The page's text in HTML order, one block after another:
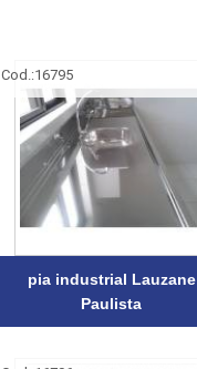
Cod.:16795
pia industrial Lauzane
Paulista